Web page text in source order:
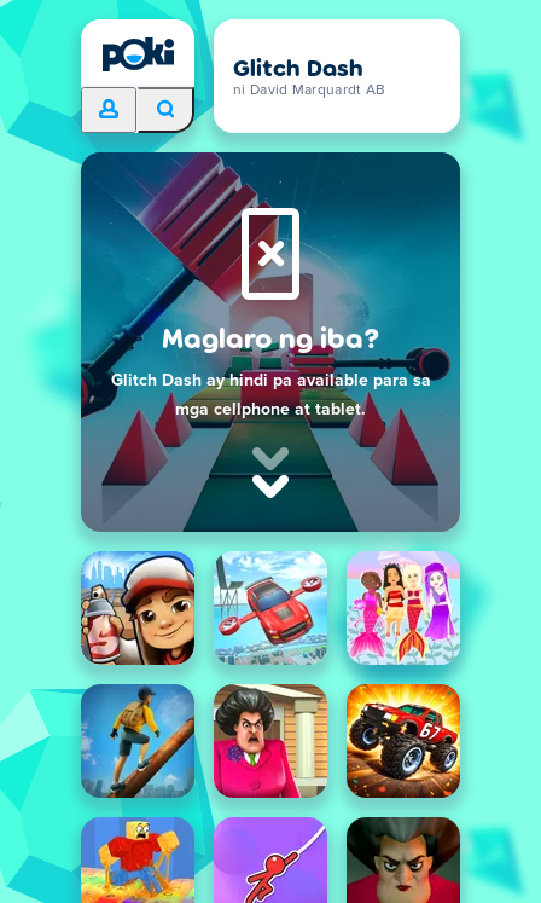
Glitch Dash
ni David Marquardt AB
Maglaro ng iba?
Glitch Dash ay hindi pa available para sa
mga cellphone at tablet.